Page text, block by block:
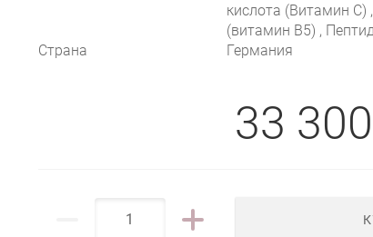
кислота (Витамин С)
(витамин B5) ,
Страна
Германия
33